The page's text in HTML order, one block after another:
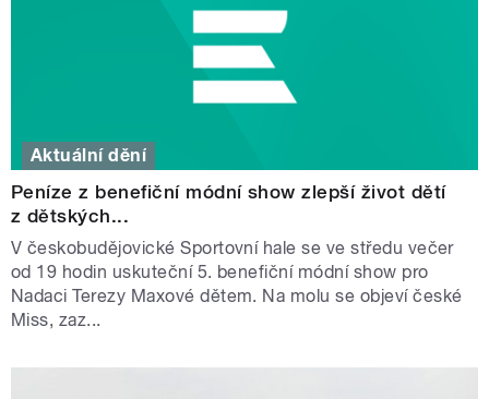
Aktuální dění
Peníze z benefiční módní show zlepší život dětí
z dětských...
V českobudějovické Sportovní hale se ve středu večer
od 19 hodin uskuteční 5. benefiční módní show pro
Nadaci Terezy Maxové dětem. Na molu se objeví české
Miss, zaz...